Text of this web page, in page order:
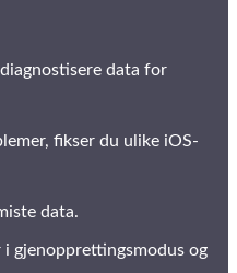
data for
fikser du ulike iOS-
data.
gjenopprettingsmodus og